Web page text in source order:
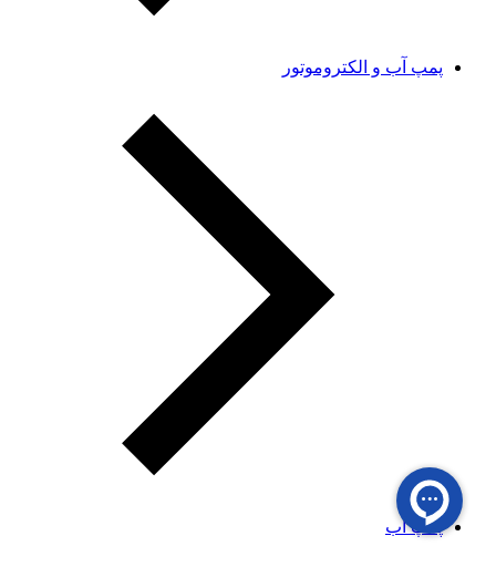
پمپ آب و الکتروموتور
پمپ آب